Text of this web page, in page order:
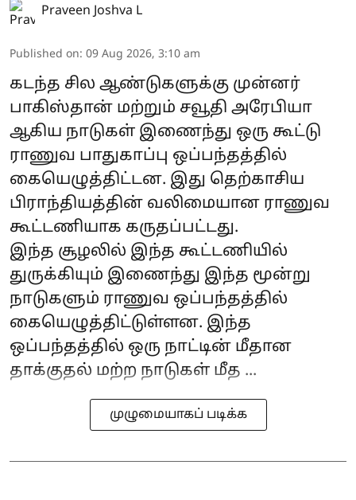
Praveen Joshva L
Published on: 09 Aug 2026, 3:10 am
கடந்த சில ஆண்டுகளுக்கு முன்னர்
பாகிஸ்தான் மற்றும் சவூதி அரேபியா
ஆகிய நாடுகள் இணைந்து ஒரு கூட்டு
ராணுவ பாதுகாப்பு ஒப்பந்தத்தில்
கையெழுத்திட்டன. இது தெற்காசிய
பிராந்தியத்தின் வலிமையான ராணுவ
கூட்டணியாக கருதப்பட்டது.
இந்த சூழலில் இந்த கூட்டணியில்
துருக்கியும் இணைந்து இந்த மூன்று
நாடுகளும் ராணுவ ஒப்பந்தத்தில்
கையெழுத்திட்டுள்ளன. இந்த
ஒப்பந்தத்தில் ஒரு நாட்டின் மீதான
தாக்குதல் மற்ற நாடுகள் மீத ...
முழுமையாகப் படிக்க